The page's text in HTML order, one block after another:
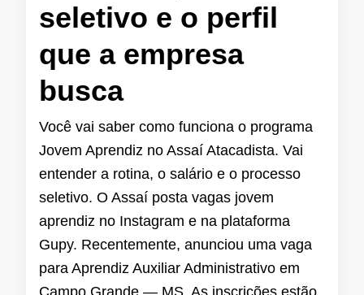
seletivo e o perfil
que a empresa
busca
Você vai saber como funciona o programa
Jovem Aprendiz no Assaí Atacadista. Vai
entender a rotina, o salário e o processo
seletivo. O Assaí posta vagas jovem
aprendiz no Instagram e na plataforma
Gupy. Recentemente, anunciou uma vaga
para Aprendiz Auxiliar Administrativo em